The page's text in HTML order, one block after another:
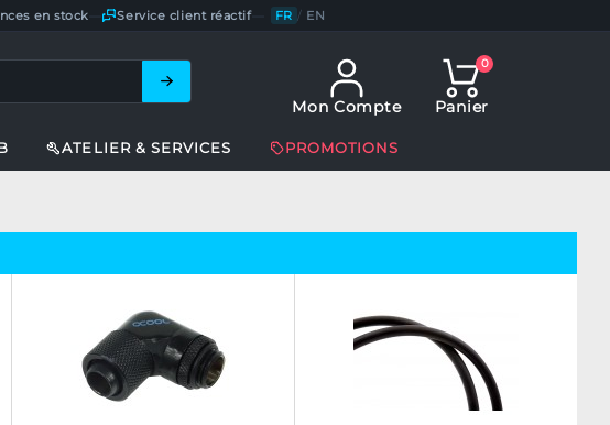
en stock Service client réactif— FR / EN
Mon Compte
0
Panier
ATELIER & SERVICES PROMOTIONS